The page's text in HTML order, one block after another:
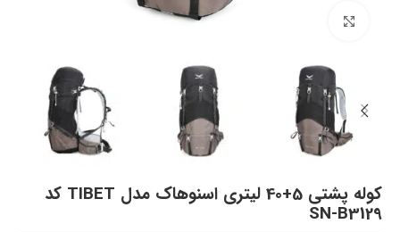
کوله پشتی 5+40 لیتری اسنوهاک مدل TIBET کد
SN-B3129